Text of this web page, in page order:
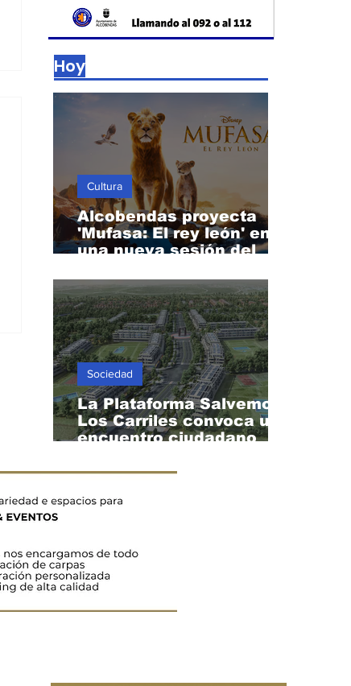
Alcobendas proyecta
'Mufasa: El rey león' en
una nueva sesión del
Cultura
La Plataforma Salvemos
Los Carriles convoca un
encuentro ciudadano
de agosto
Sociedad
Hoy